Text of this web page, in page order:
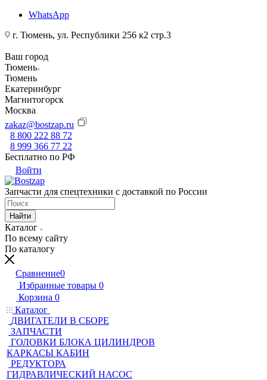
WhatsApp
г. Тюмень, ул. Республики 256 к2 стр.3
Ваш город
Тюмень
Тюмень
Екатеринбург
Магнитогорск
Москва
zakaz@bostzap.ru
8 800 222 88 72
8 999 366 77 22
Бесплатно по РФ
Войти
Запчасти для спецтехники с доставкой по России
Найти
Каталог
По всему сайту
По каталогу
Сравнение0
Избранные товары 0
Корзина 0
Каталог
ДВИГАТЕЛИ В СБОРЕ
ЗАПЧАСТИ
ГОЛОВКИ БЛОКА ЦИЛИНДРОВ
КАРКАСЫ КАБИН
РЕДУКТОРА
ГИДРАВЛИЧЕСКИЙ НАСОС